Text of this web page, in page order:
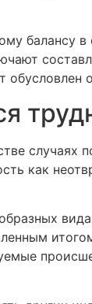
балансу
как